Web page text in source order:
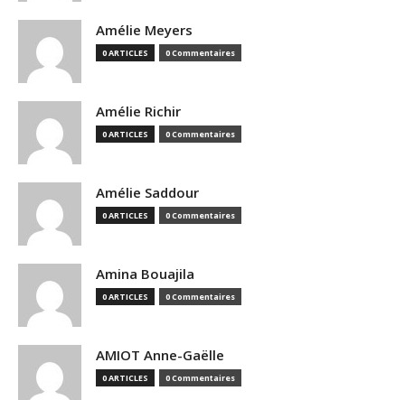
Amélie Meyers
0 ARTICLES 0 Commentaires
Amélie Richir
0 ARTICLES 0 Commentaires
Amélie Saddour
0 ARTICLES 0 Commentaires
Amina Bouajila
0 ARTICLES 0 Commentaires
AMIOT Anne-Gaëlle
0 ARTICLES 0 Commentaires